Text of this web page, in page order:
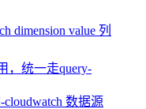
dimension value 列
，统一走query-
数据源